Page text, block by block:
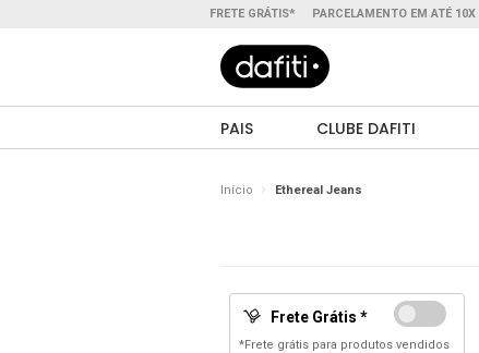
FRETE GRÁTIS* PARCELAMENTO EM ATÉ 10X
PAIS CLUBE DAFITI
Início Ethereal Jeans
Frete Grátis *
*Frete grátis para produtos vendidos